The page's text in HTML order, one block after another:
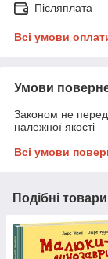
Післяплата
Всі умови
Умови
Законом не
належної якості
Всі умови
Подібні